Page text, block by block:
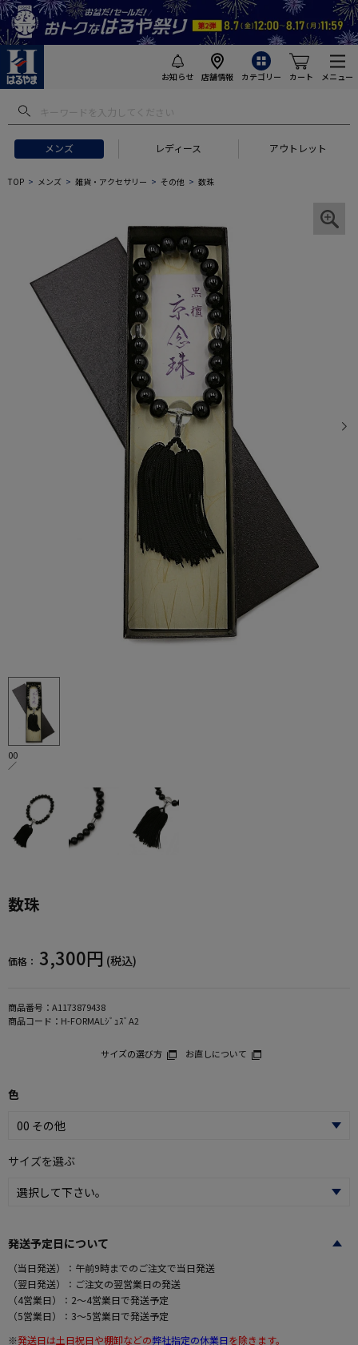
お知らせ 店舗情報 カテゴリー カート メニュー
メンズ レディース アウトレット
TOP メンズ 雑貨・アクセサリー その他 数珠
00
／
数珠
価格： 3,300円 (税込)
商品番号： A1173879438
商品コード： H-FORMALｼﾞｭｽﾞA2
サイズの選び方 お直しについて
色
サイズを選ぶ
発送予定日について
（当日発送）：午前9時までのご注文で当日発送
（翌日発送）：ご注文の翌営業日の発送
（4営業日）：2～4営業日で発送予定
（5営業日）：3～5営業日で発送予定
※発送日は土日祝日や棚卸などの弊社指定の休業日を除きます。